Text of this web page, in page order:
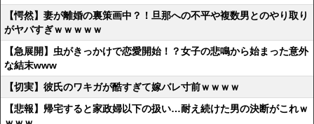
【愕然】妻が離婚の裏策画中？！旦那への不平や複数男とのやり取り
がヤバすぎｗｗｗｗｗ
【急展開】虫がきっかけで恋愛開始！？女子の悲鳴から始まった意外
な結末www
【切実】彼氏のワキガが酷すぎて嫁バレ寸前ｗｗｗｗ
【悲報】帰宅すると家政婦以下の扱い…耐え続けた男の決断がこれｗ